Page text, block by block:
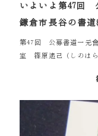
いよいよ第47回
鎌倉市長谷の書道
第47回 公募書道一元
室 篠原遙己（しのは